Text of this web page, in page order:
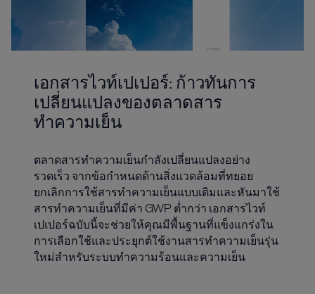
เอกสารไวท์เปเปอร์: ก้าวทันการ
เปลี่ยนแปลงของตลาดสาร
ทำความเย็น
ตลาดสารทำความเย็นกำลังเปลี่ยนแปลงอย่าง
รวดเร็ว จากข้อกำหนดด้านสิ่งแวดล้อมที่ทยอย
ยกเลิกการใช้สารทำความเย็นแบบเดิมและหันมาใช้
สารทำความเย็นที่มีค่า GWP ต่ำกว่า เอกสารไวท์
เปเปอร์ฉบับนี้จะช่วยให้คุณมีพื้นฐานที่แข็งแกร่งใน
การเลือกใช้และประยุกต์ใช้งานสารทำความเย็นรุ่น
ใหม่สำหรับระบบทำความร้อนและความเย็น